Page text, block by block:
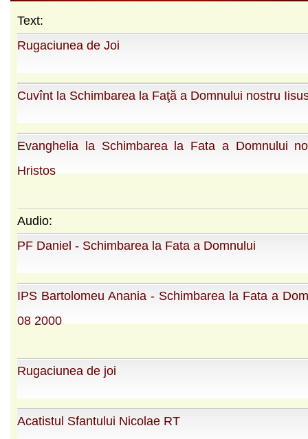
Text:
Rugaciunea de Joi
Cuvînt la Schimbarea la Faţă a Domnului nostru
Evanghelia la Schimbarea la Fata a Domnului
Hristos
Audio:
PF Daniel - Schimbarea la Fata a Domnului
IPS Bartolomeu Anania - Schimbarea la Fata a
08 2000
Rugaciunea de joi
Acatistul Sfantului Nicolae RT